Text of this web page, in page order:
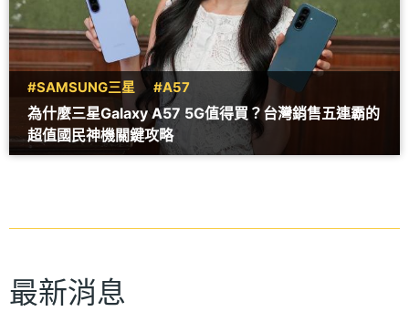
#SAMSUNG三星 #A57
為什麼三星Galaxy A57 5G值得買？台灣銷售五連霸的
超值國民神機關鍵攻略
最新消息